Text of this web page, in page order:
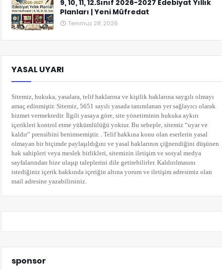
9, 10, 11, 12.Sınıf 2026-2027 Edebiyat Yıllık
Planları | Yeni Müfredat
Temmuz 28, 2026
YASAL UYARI
Sitemiz, hukuka, yasalara, telif haklarına ve kişilik haklarına saygılı olmayı
amaç edinmiştir. Sitemiz, 5651 sayılı yasada tanımlanan yer sağlayıcı olarak
hizmet vermektedir. İlgili yasaya göre, site yönetiminin hukuka aykırı
içerikleri kontrol etme yükümlülüğü yoktur. Bu sebeple, sitemiz “uyar ve
kaldır” prensibini benimsemiştir. . Telif hakkına konu olan eserlerin yasal
olmayan bir biçimde paylaşıldığını ve yasal haklarının çiğnendiğini düşünen
hak sahipleri veya meslek birlikleri, sitemizin iletişim ve sosyal medya
sayfalarından bize ulaşıp taleplerini dile getirebilirler. Kaldırılmasını
istediğiniz içerik hakkında içeriğin altına yorumve iletişim adresimiz olan
mail adresine yazabilirsiniz.
sponsor